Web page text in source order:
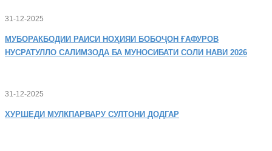
31-12-2025
МУБОРАКБОДИИ РАИСИ НОҲИЯИ БОБОҶОН ҒАФУРОВ
НУСРАТУЛЛО САЛИМЗОДА БА МУНОСИБАТИ СОЛИ НАВИ 2026
31-12-2025
ХУРШЕДИ МУЛКПАРВАРУ СУЛТОНИ ДОДГАР